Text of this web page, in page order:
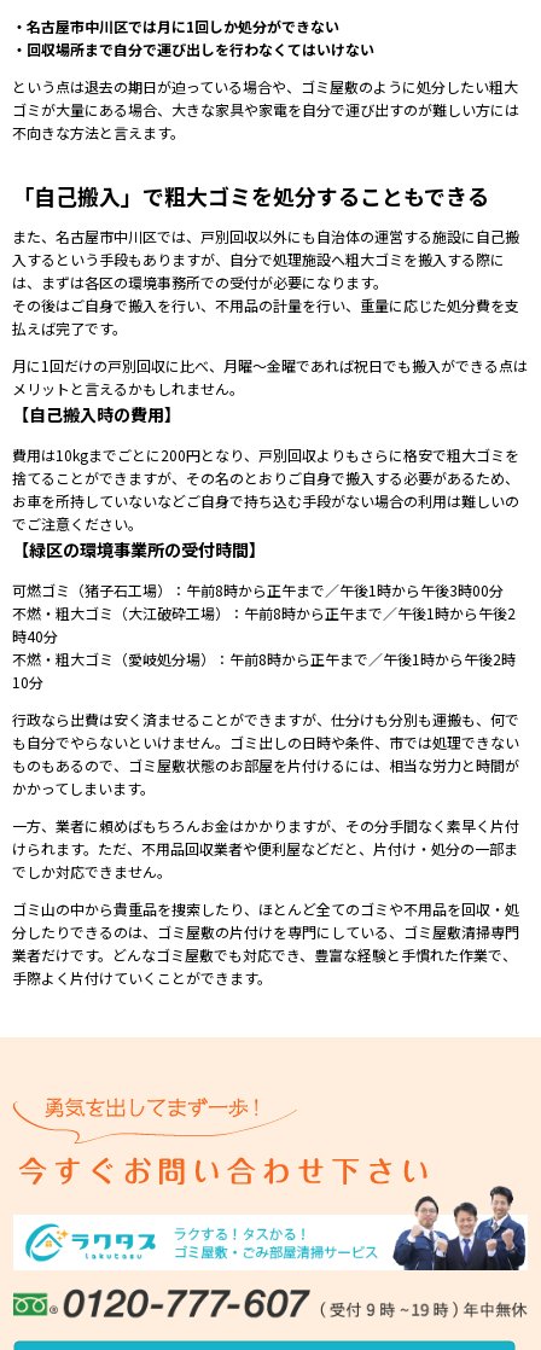
・名古屋市中川区では月に1回しか処分ができない
・回収場所まで自分で運び出しを行わなくてはいけない
という点は退去の期日が迫っている場合や、ゴミ屋敷のように処分したい粗大
ゴミが大量にある場合、大きな家具や家電を自分で運び出すのが難しい方には
不向きな方法と言えます。
「自己搬入」で粗大ゴミを処分することもできる
また、名古屋市中川区では、戸別回収以外にも自治体の運営する施設に自己搬
入する という手段もありますが、 自分で処理施設へ粗大ゴミを搬入する際に
は、まずは各区の環境事務所での受付が必要になります。
その後はご自身で搬入を行い、不用品の計量を行い、重量に応じた処分費を支
払えば完了です。
月に1回だけの戸別回収に比べ、月曜～金曜であれば祝日でも搬入ができる点は
メリットと言えるかもしれません。
【自己搬入時の費用】
費用は10kgまでごとに200円となり、戸別回収よりもさらに格安で粗大ゴミを
捨てることができますが、その名のとおりご自身で搬入する必要があるため、
お車を所持していないなどご自身で持ち込む手段がない場合の利用は難しいの
でご注意ください。
【緑区の環境事業所の受付時間】
可燃ゴミ（猪子石工場）：午前8時から正午まで／午後1時から午後3時00分
不燃・粗大ゴミ（大江破砕工場）：午前8時から正午まで／午後1時から午後2
時40分
不燃・粗大ゴミ（愛岐処分場）：午前8時から正午まで／午後1時から午後2時
10分
⾏政なら出費は安く済ませることができますが、仕分けも分別も運搬も、何で
も⾃分でやらないといけません。ゴミ出しの⽇時や条件、市では処理できない
ものもあるので、ゴミ屋敷状態のお部屋を⽚付けるには、相当な労⼒と時間が
かかってしまいます。
⼀⽅、業者に頼めばもちろんお⾦はかかりますが、その分⼿間なく素早く⽚付
けられます。ただ、不⽤品回収業者や便利屋などだと、⽚付け・処分の⼀部ま
でしか対応できません。
ゴミ⼭の中から貴重品を捜索したり、ほとんど全てのゴミや不⽤品を回収・処
分したりできるのは、ゴミ屋敷の⽚付けを専⾨にしている、ゴミ屋敷清掃専⾨
業者だけです。どんなゴミ屋敷でも対応でき、豊富な経験と⼿慣れた作業で、
⼿際よく⽚付けていくことができます。